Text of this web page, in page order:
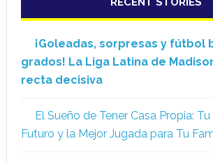
¡Goleadas, sorpresas y fútbol
grados! La Liga Latina de
recta decisiva
El Sueño de Tener Casa Propia:
Futuro y la Mejor Jugada para Tu